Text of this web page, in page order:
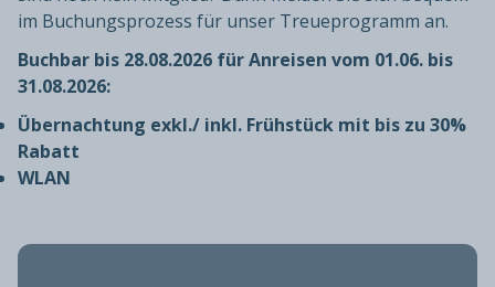
im Buchungsprozess für unser Treueprogramm an.
Buchbar bis 28.08.2026 für Anreisen vom 01.06. bis
31.08.2026:
Übernachtung exkl./ inkl. Frühstück mit bis zu 30%
Rabatt
WLAN